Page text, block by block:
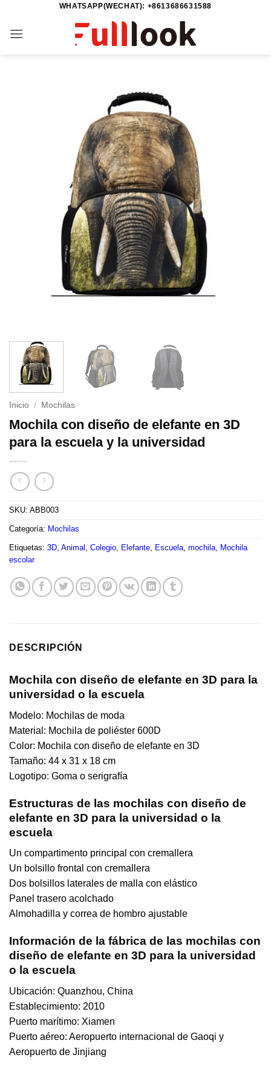
contenido
WHATSAPP(WECHAT): +8613686631588
Inicio / Mochilas
Mochila con diseño de elefante en 3D
para la escuela y la universidad
SKU: ABB003
Categoría: Mochilas
Etiquetas: 3D, Animal , Colegio, Elefante, Escuela, mochila, Mochila
escolar
DESCRIPCIÓN
Mochila con diseño de elefante en 3D para la
universidad o la escuela
Modelo: Mochilas de moda
Material: Mochila de poliéster 600D
Color: Mochila con diseño de elefante en 3D
Tamaño: 44 x 31 x 18 cm
Logotipo: Goma o serigrafía
Estructuras de las mochilas con diseño de
elefante en 3D para la universidad o la
escuela
Un compartimento principal con cremallera
Un bolsillo frontal con cremallera
Dos bolsillos laterales de malla con elástico
Panel trasero acolchado
Almohadilla y correa de hombro ajustable
Información de la fábrica de las mochilas con
diseño de elefante en 3D para la universidad
o la escuela
Ubicación: Quanzhou, China
Establecimiento: 2010
Puerto marítimo: Xiamen
Puerto aéreo: Aeropuerto internacional de Gaoqi y
Aeropuerto de Jinjiang